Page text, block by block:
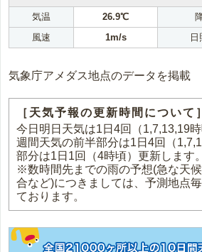
気温 26.9℃
風速
1m/s
気象庁アメダス地点のデータを掲載
［天気予報の更新時間について］
今日明日天気は1日4回（1,7,13,19時
週間天気の前半部分は1日4回（
部分は1日1回（4時頃）更新します。
※数時間先までの雨の予想(急な天
合など)につきましては、予測地点
ております。